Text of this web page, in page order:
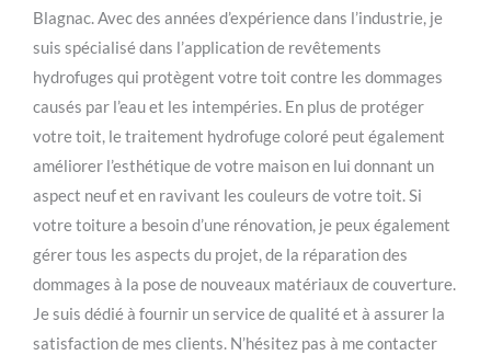
Blagnac. Avec des années d’expérience dans l’industrie, je
suis spécialisé dans l’application de revêtements
hydrofuges qui protègent votre toit contre les dommages
causés par l’eau et les intempéries. En plus de protéger
votre toit, le traitement hydrofuge coloré peut également
améliorer l’esthétique de votre maison en lui donnant un
aspect neuf et en ravivant les couleurs de votre toit. Si
votre toiture a besoin d’une rénovation, je peux également
gérer tous les aspects du projet, de la réparation des
dommages à la pose de nouveaux matériaux de couverture.
Je suis dédié à fournir un service de qualité et à assurer la
satisfaction de mes clients. N’hésitez pas à me contacter